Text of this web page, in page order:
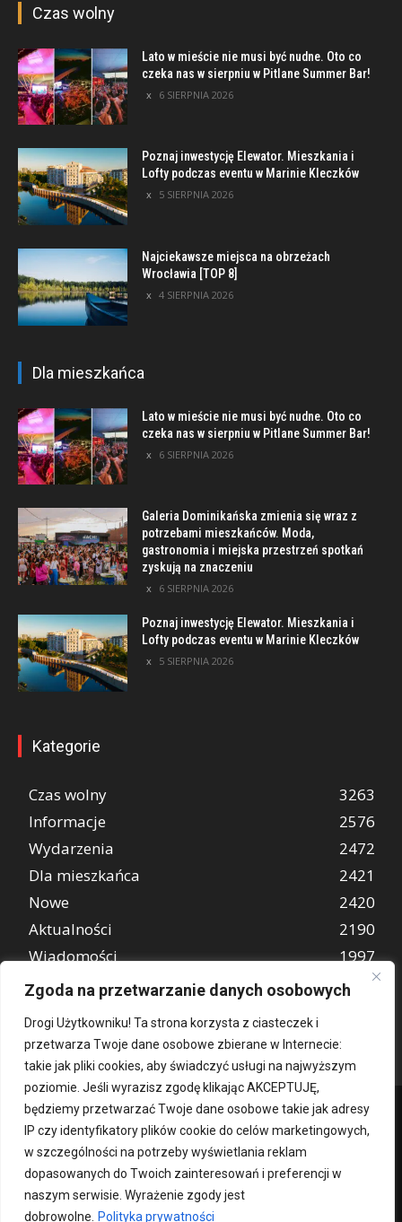
Zgoda na przetwarzanie danych osobowych
Drogi Użytkowniku! Ta strona korzysta z ciasteczek i
przetwarza Twoje dane osobowe zbierane w Internecie:
takie jak pliki cookies, aby świadczyć usługi na najwyższym
poziomie. Jeśli wyrazisz zgodę klikając AKCEPTUJĘ,
będziemy przetwarzać Twoje dane osobowe takie jak adresy
IP czy identyfikatory plików cookie do celów marketingowych,
w szczególności na potrzeby wyświetlania reklam
dopasowanych do Twoich zainteresowań i preferencji w
naszym serwisie. Wyrażenie zgody jest
dobrowolne.
Polityka prywatności
Czas wolny
Lato w mieście nie musi być nudne. Oto co
czeka nas w sierpniu w Pitlane Summer Bar!
6 SIERPNIA 2026
Poznaj inwestycję Elewator. Mieszkania i
Lofty podczas eventu w Marinie Kleczków
5 SIERPNIA 2026
Najciekawsze miejsca na obrzeżach
Wrocławia [TOP 8]
4 SIERPNIA 2026
Dla mieszkańca
Lato w mieście nie musi być nudne. Oto co
czeka nas w sierpniu w Pitlane Summer Bar!
6 SIERPNIA 2026
Galeria Dominikańska zmienia się wraz z
potrzebami mieszkańców. Moda,
gastronomia i miejska przestrzeń spotkań
zyskują na znaczeniu
6 SIERPNIA 2026
Poznaj inwestycję Elewator. Mieszkania i
Lofty podczas eventu w Marinie Kleczków
5 SIERPNIA 2026
Kategorie
Czas wolny
3263
Informacje
2576
Wydarzenia
2472
Dla mieszkańca
2421
Nowe
2420
Aktualności
2190
Wiadomości
1997
REKLAMA
849
Kontakt O nas Patronat medialny